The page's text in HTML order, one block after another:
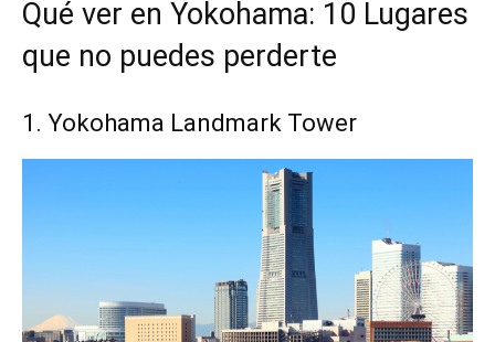
Qué ver en Yokohama: 10 Lugares
que no puedes perderte
1. Yokohama Landmark Tower